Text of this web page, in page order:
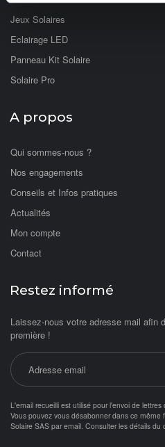
Jeux Solaires
Eclairage LED
Panneau Kit Solaire
Solaire Pro
A propos
Qui sommes-nous ?
Nos engagements
Conseils et Infos pratiques
Actualités
Mon compte
Contact
Restez informé
Laissez-nous votre adresse mail afin
première !
Adresse email
L'email recueilli est utilisé pour l'envoi de
Vous pouvez vous désabonner dans ce
Solaire SAS paremail Consulter les détails du